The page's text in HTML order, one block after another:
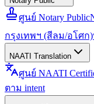
ศูนย์ Notary Public
กรุงเทพฯ (สีลม/อโศก)
NAATI Translation
ศูนย์ NAATI
ตาม intent